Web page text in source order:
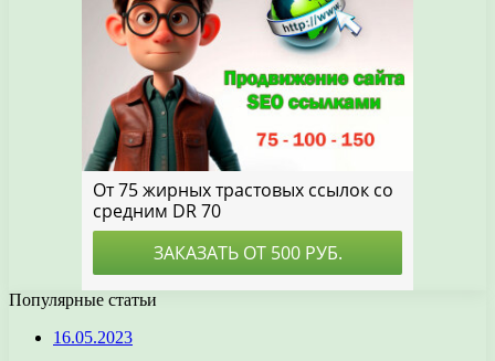
Популярные статьи
16.05.2023